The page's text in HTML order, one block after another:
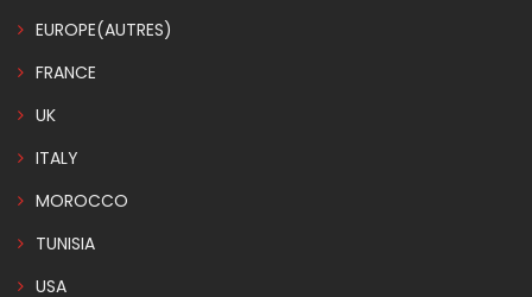
EUROPE(AUTRES)
FRANCE
UK
ITALY
MOROCCO
TUNISIA
USA